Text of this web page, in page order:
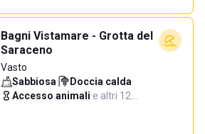
Bagni Vistamare - Grotta del
Saraceno
Vasto
Sabbiosa· Doccia calda·
Accesso animali·e altri 12…